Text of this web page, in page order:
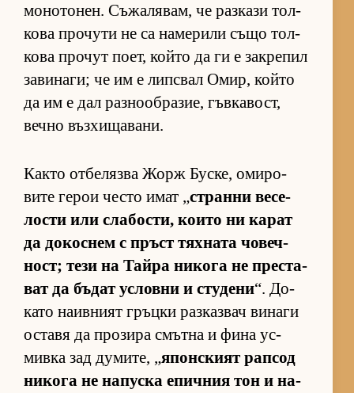
мо­но­то­нен. Съ­жа­ля­вам, че раз­кази тол­
кова про­чути не са на­ме­рили също тол­
кова про­чут по­ет, който да ги е зак­ре­пил
за­ви­на­ги; че им е лип­с­вал Омир, който
да им е дал раз­но­об­ра­зие, гъв­ка­вост,
вечно въз­хи­ща­ва­ни.
Както от­бе­лязва Жорж Бус­ке, оми­ро­
вите ге­рои често имат „странни ве­се­
лости или сла­бос­ти, ко­ито ни ка­рат
да до­кос­нем с пръст тях­ната чо­веч­
ност; тези на Тайра ни­кога не прес­та­
ват да бъ­дат ус­ловни и сту­дени“. До­
като на­ив­ният гръцки раз­каз­вач ви­наги
ос­тавя да про­зира смътна и фина ус­
мивка зад ду­ми­те, „япон­с­кият рап­сод
ни­кога не на­пуска епич­ния тон и на­